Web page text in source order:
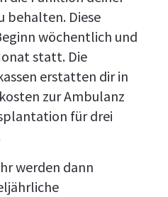
behalten. Diese
wöchentlich und
statt. Die
erstatten dir in
zur Ambulanz
für drei
werden dann